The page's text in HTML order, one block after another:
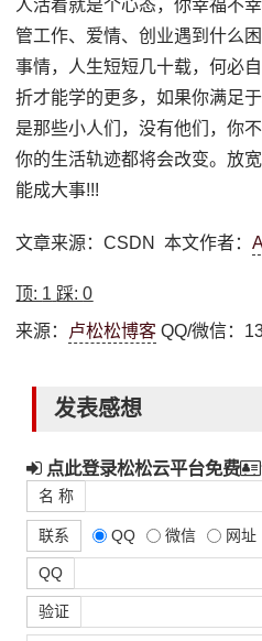
人活着就是个心态，你幸福不
管工作、爱情、创业遇到什么
事情，人生短短几十载，何必
折才能学的更多，如果你满足
是那些小人们，没有他们，你
你的生活轨迹都将会改变。放
能成大事!!!
文章来源：CSDN 本文作者：
顶: 1 踩:0
来源： 卢松松博客 QQ/微信：
发表感想
点此登录松松云平台免费
名 称
联系 QQ 微信 网址
QQ
验证